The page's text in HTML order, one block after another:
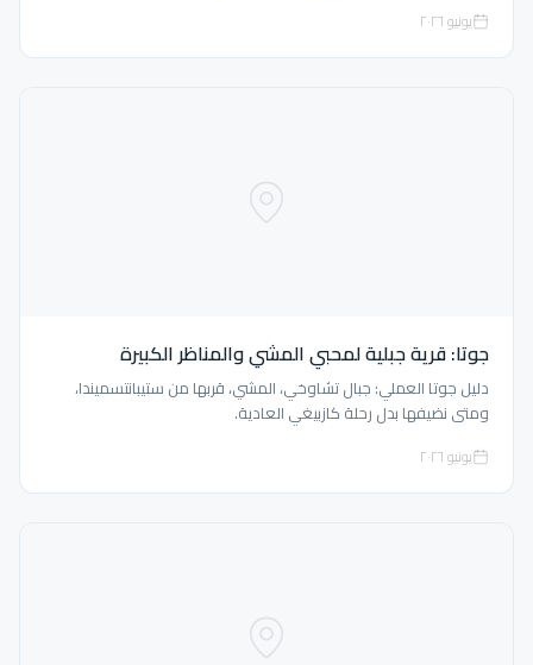
يونيو ٢٠٢٦
جوتا: قرية جبلية لمحبي المشي والمناظر الكبيرة
دليل جوتا العملي: جبال تشاوخي، المشي، قربها من ستيبانتسميندا،
ومتى نضيفها بدل رحلة كازبيغي العادية.
يونيو ٢٠٢٦